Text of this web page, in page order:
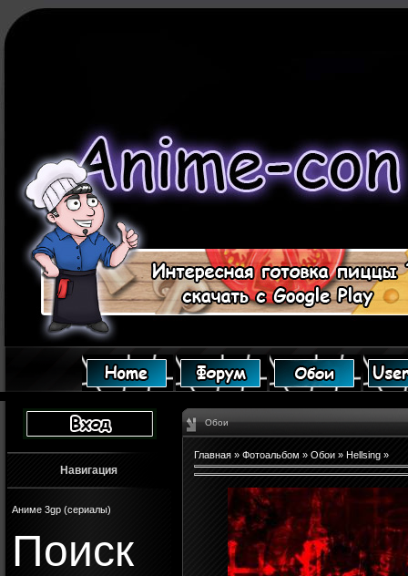
Навигация
Аниме 3gp (сериалы)
Поиск
Обои
Главная » Фотоальбом » Обои » Hellsing »